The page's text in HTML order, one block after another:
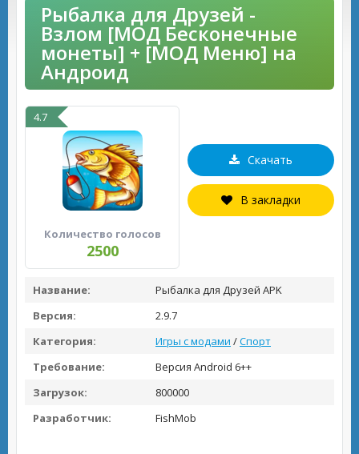
Рыбалка для Друзей -
Взлом [МОД Бесконечные
монеты] + [МОД Меню] на
Андроид
4.7
Количество голосов
2500
Скачать
В закладки
Название:
Рыбалка для Друзей APK
Версия:
2.9.7
Категория:
Игры с модами /Спорт
Требование:
Версия Android 6++
Загрузок:
800000
Разработчик:
FishMob